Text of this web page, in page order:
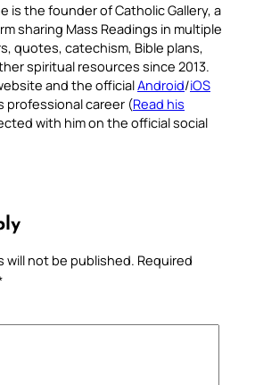
is the founder of Catholic Gallery, a
sharing Mass Readings in multiple
quotes, catechism, Bible plans,
spiritual resources since 2013.
and the officialAndroid/iOS
professional career (Read his
with him on the official social
will not be published. Required